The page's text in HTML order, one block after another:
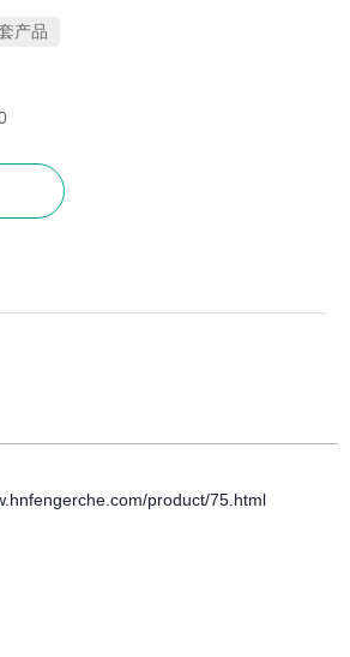
产品
product/75.html